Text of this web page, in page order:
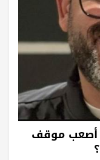
أصعب موقف